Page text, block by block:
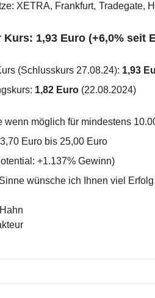
XETRA, Frankfurt, Tradegate,
1,93 Euro (+6,0% seit
(Schlusskurs 27.08.24): 1,93
1,82 Euro (22.08.2024)
wenn möglich für mindestens
Euro bis 25,00 Euro
+1.137% Gewinn)
wünsche ich Ihnen viel